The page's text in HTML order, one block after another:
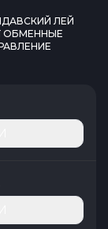
ЛЕЙ
ОБМЕННЫЕ